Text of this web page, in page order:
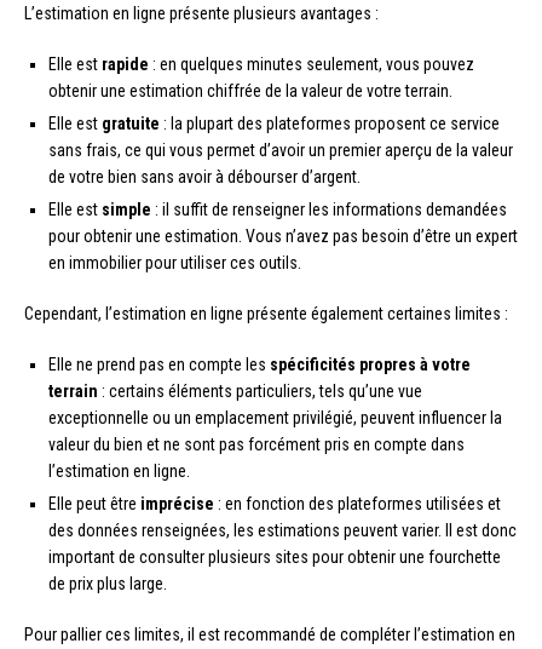
L’estimation en ligne présente plusieurs avantages :
Elle est rapide : en quelques minutes seulement, vous pouvez
obtenir une estimation chiffrée de la valeur de votre terrain.
Elle est gratuite : la plupart des plateformes proposent ce service
sans frais, ce qui vous permet d’avoir un premier aperçu de la valeur
de votre bien sans avoir à débourser d’argent.
Elle est simple : il suffit de renseigner les informations demandées
pour obtenir une estimation. Vous n’avez pas besoin d’être un expert
en immobilier pour utiliser ces outils.
Cependant, l’estimation en ligne présente également certaines limites :
Elle ne prend pas en compte les spécificités propres à votre
terrain : certains éléments particuliers, tels qu’une vue
exceptionnelle ou un emplacement privilégié, peuvent influencer la
valeur du bien et ne sont pas forcément pris en compte dans
l’estimation en ligne.
Elle peut être imprécise : en fonction des plateformes utilisées et
des données renseignées, les estimations peuvent varier. Il est donc
important de consulter plusieurs sites pour obtenir une fourchette
de prix plus large.
Pour pallier ces limites, il est recommandé de compléter l’estimation en